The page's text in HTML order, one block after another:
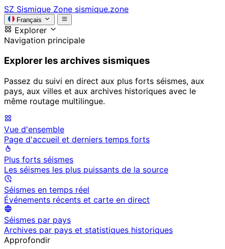
SZ Sismique Zone sismique.zone
Français
Explorer
Navigation principale
Explorer les archives sismiques
Passez du suivi en direct aux plus forts séismes, aux
pays, aux villes et aux archives historiques avec le
même routage multilingue.
Vue d'ensemble
Page d'accueil et derniers temps forts
Plus forts séismes
Les séismes les plus puissants de la source
Séismes en temps réel
Événements récents et carte en direct
Séismes par pays
Archives par pays et statistiques historiques
Approfondir